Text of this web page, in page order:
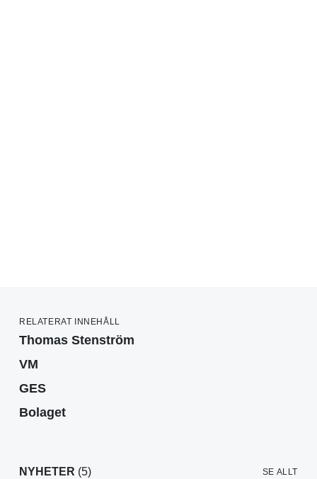
RELATERAT INNEHÅLL
Thomas Stenström
VM
GES
Bolaget
NYHETER (5) SE ALLT